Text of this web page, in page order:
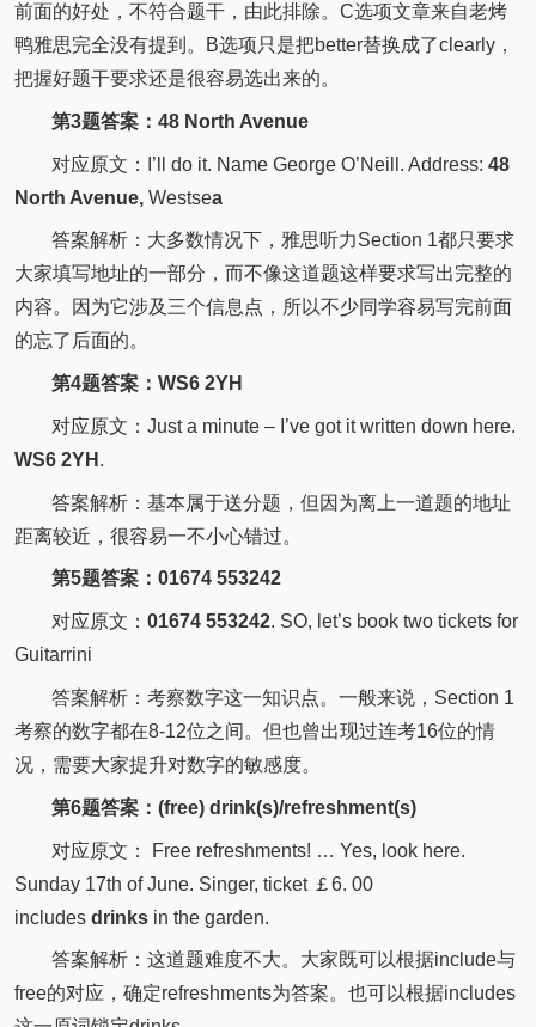
前面的好处，不符合题干，由此排除。C选项文章来自老烤
鸭雅思完全没有提到。B选项只是把better替换成了clearly，
把握好题干要求还是很容易选出来的。
第3题答案：48 North Avenue
对应原文：I’ll do it. Name George O’Neill. Address: 48
North Avenue, Westsea
答案解析：大多数情况下，雅思听力Section 1都只要求
大家填写地址的一部分，而不像这道题这样要求写出完整的
内容。因为它涉及三个信息点，所以不少同学容易写完前面
的忘了后面的。
第4题答案：WS6 2YH
对应原文：Just a minute – I’ve got it written down here.
WS6 2YH .
答案解析：基本属于送分题，但因为离上一道题的地址
距离较近，很容易一不小心错过。
第5题答案：01674 553242
对应原文： 01674 553242. SO, let’s book two tickets for
Guitarrini
答案解析：考察数字这一知识点。一般来说，Section 1
考察的数字都在8-12位之间。但也曾出现过连考16位的情
况，需要大家提升对数字的敏感度。
第6题答案：(free) drink(s)/refreshment(s)
对应原文： Free refreshments! … Yes, look here.
Sunday 17th of June. Singer, ticket ￡6. 00
includes drinks in the garden.
答案解析：这道题难度不大。大家既可以根据include与
free的对应，确定refreshments为答案。也可以根据includes